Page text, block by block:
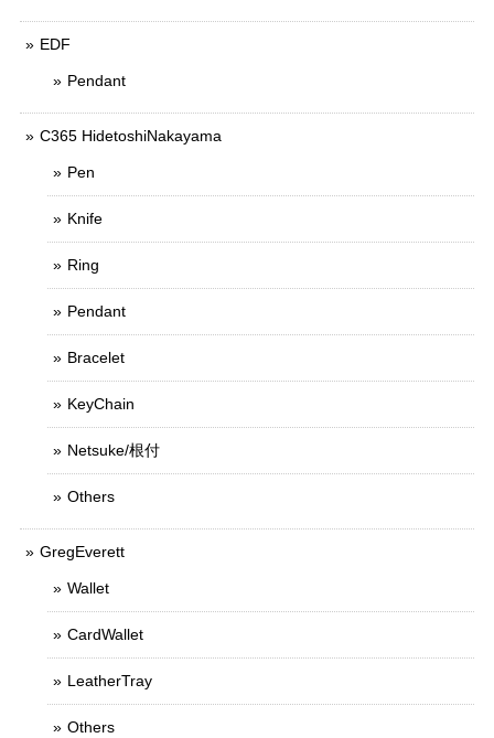
EDF
Pendant
C365 HidetoshiNakayama
Pen
Knife
Ring
Pendant
Bracelet
KeyChain
Netsuke/根付
Others
GregEverett
Wallet
CardWallet
LeatherTray
Others